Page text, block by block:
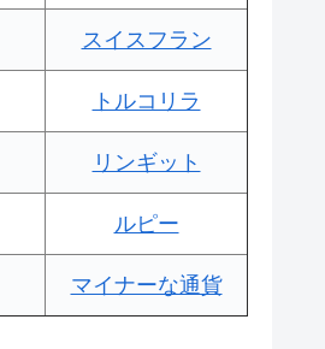
スイスフラン
トルコリラ
リンギット
ルピー
マイナーな通貨